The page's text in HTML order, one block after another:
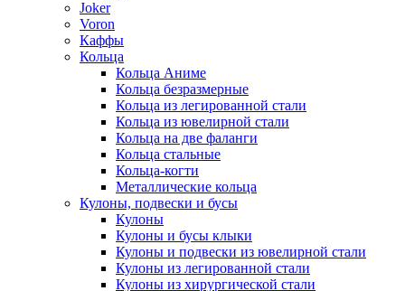
Joker
Voron
Каффы
Кольца
Кольца Аниме
Кольца безразмерные
Кольца из легированной стали
Кольца из ювелирной стали
Кольца на две фаланги
Кольца стальные
Кольца-когти
Металлические кольца
Кулоны, подвески и бусы
Кулоны
Кулоны и бусы клыки
Кулоны и подвески из ювелирной стали
Кулоны из легированной стали
Кулоны из хирургической стали